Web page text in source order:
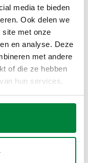
media te bieden
Ook delen we
site met onze
en analyse. Deze
met andere
of die ze hebben
hun services.
Actions